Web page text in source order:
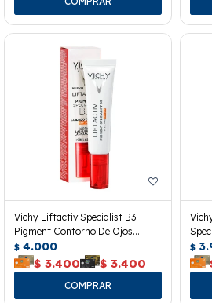
Vichy Liftactiv Specialist B3
Pigment Contorno De Ojos
Spf50+
$ 4.000
$ 3.400 $ 3.400
$